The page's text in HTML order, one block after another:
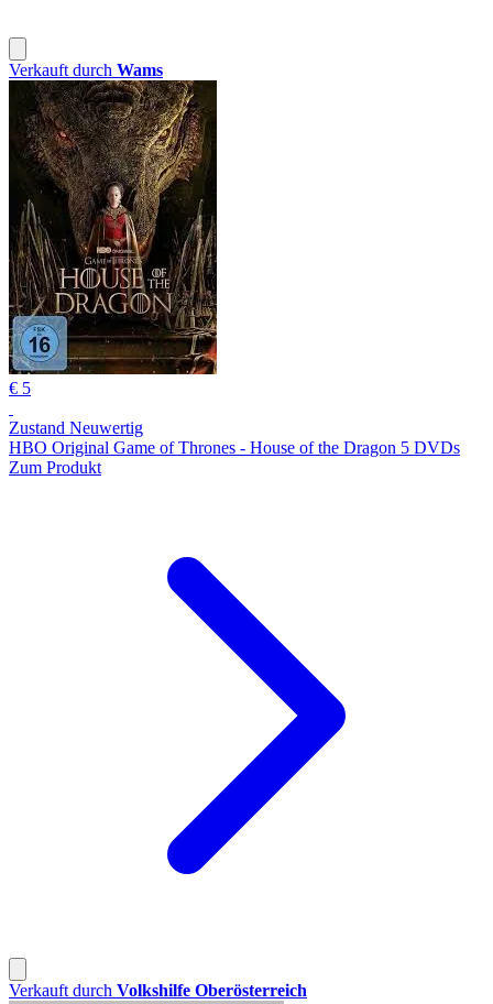
Verkauft durch Wams
€ 5
Zustand Neuwertig
HBO Original Game of Thrones - House of the Dragon 5 DVDs
Zum Produkt
Verkauft durch Volkshilfe Oberösterreich